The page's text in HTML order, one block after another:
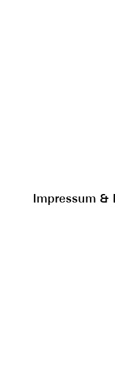
Impressum &